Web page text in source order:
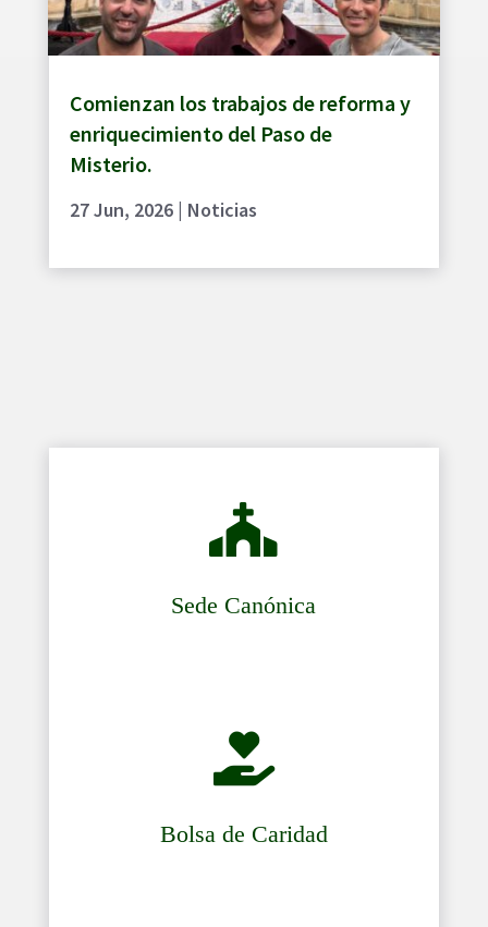
Comienzan los trabajos de reforma y
enriquecimiento del Paso de
Misterio.
27 Jun, 2026| Noticias

Sede Canónica

Bolsa de Caridad